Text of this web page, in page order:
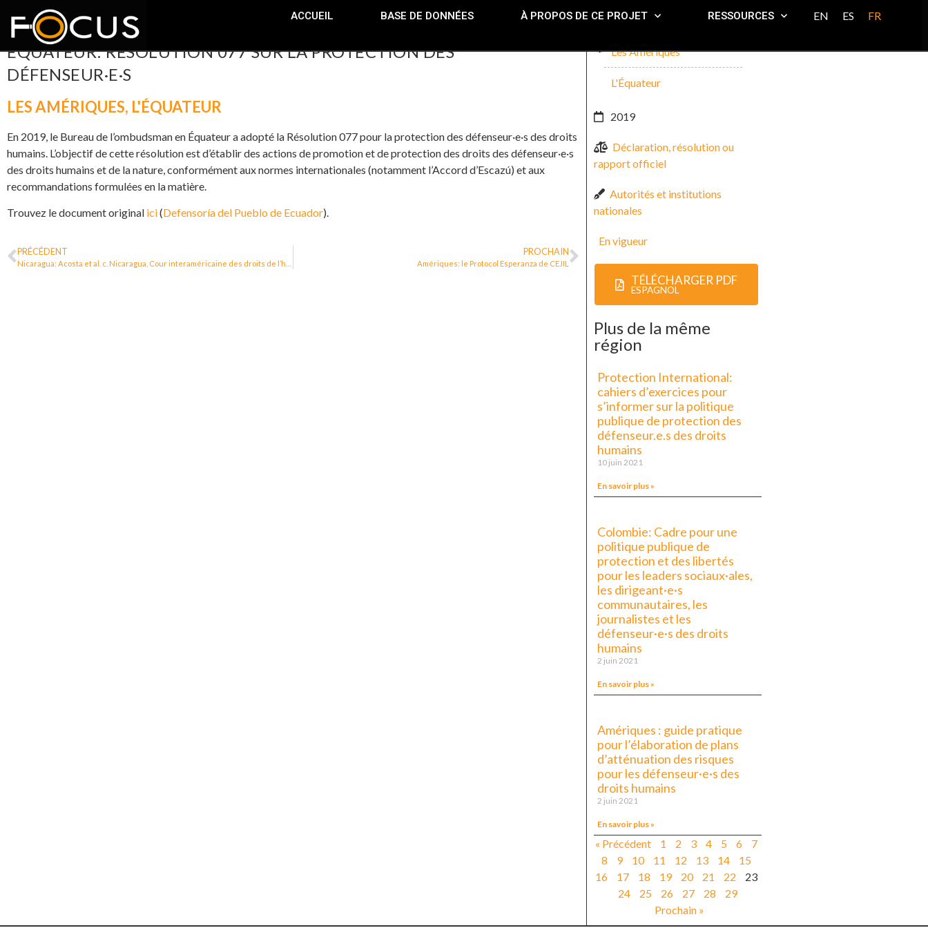
ACCUEIL BASE DE DONNÉES À PROPOS DE CE PROJET RESSOURCES EN ES FR
ÉQUATEUR: RÉSOLUTION 077 SUR LA PROTECTION DES
DÉFENSEUR·E·S
LES AMÉRIQUES, L'ÉQUATEUR
En 2019, le Bureau de l’ombudsman en Équateur a adopté la Résolution 077 pour la protection des défenseur·e·s des droits
humains. L’objectif de cette résolution est d’établir des actions de promotion et de protection des droits des défenseur·e·s
des droits humains et de la nature, conformément aux normes internationales (notamment l’Accord d’Escazú) et aux
recommandations formulées en la matière.
Trouvez le document original ici(Defensoría del Pueblo de Ecuador).
PRÉCÉDENT PROCHAIN
Amériques: le Protocol Esperanza de CEJIL
Les Amériques
L'Équateur
2019
Déclaration, résolution ou
rapport officiel
Autorités et institutions
nationales
En vigueur
TÉLÉCHARGER PDF
ESPAGNOL
Plus de la même
région
Protection International:
cahiers d’exercices pour
s’informer sur la politique
publique de protection des
défenseur.e.s des droits
humains
10 juin 2021
En savoir plus »
Colombie: Cadre pour une
politique publique de
protection et des libertés
pour les leaders sociaux·ales,
les dirigeant·e·s
communautaires, les
journalistes et les
défenseur·e·s des droits
humains
2 juin 2021
En savoir plus »
Amériques : guide pratique
pour l’élaboration de plans
d’atténuation des risques
pour les défenseur·e·s des
droits humains
2 juin 2021
En savoir plus »
« Précédent 1 2 3 4 5 6
7
8
9 10 11 12 13 14
15
16
17 18 19 20 21 22
23
24
25 26 27 28
29
Prochain »